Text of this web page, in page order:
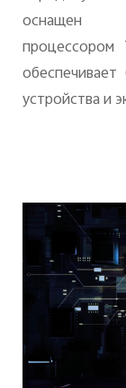
оснащен
процессором
устройства и